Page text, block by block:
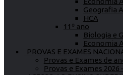
Geografia A
HCA
11º ano
Biologia e
Economia A
PROVAS E EXAMES
Provas e Exames de
Provas e Exames